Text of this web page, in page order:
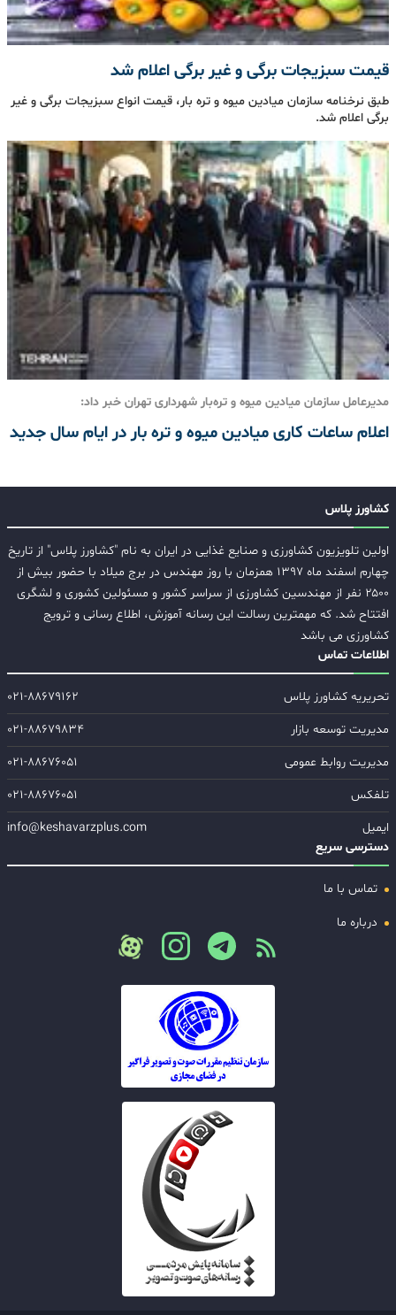
قیمت سبزیجات برگی و غیر برگی اعلام شد
طبق نرخنامه سازمان میادین میوه و تره بار، قیمت انواع سبزیجات برگی و غیر
برگی اعلام شد.
مدیرعامل سازمان میادین میوه و تره‌بار شهرداری تهران خبر داد:
اعلام ساعات کاری میادین میوه و تره بار در ایام سال جدید
کشاورز پلاس
اولین تلویزیون کشاورزی و صنایع غذایی در ایران به نام "کشاورز پلاس" از تاریخ
چهارم اسفند ماه ۱۳۹۷ همزمان با روز مهندس در برج میلاد با حضور بیش از
۲۵۰۰ نفر از مهندسین کشاورزی از سراسر کشور و مسئولین کشوری و لشگری
افتتاح شد. که مهمترین رسالت این رسانه آموزش، اطلاع رسانی و ترویج
کشاورزی می باشد
اطلاعات تماس
تحریریه کشاورز پلاس
۰۲۱-۸۸۶۷۹۱۶۲
مدیریت توسعه بازار
۰۲۱-۸۸۶۷۹۸۳۴
مدیریت روابط عمومی
۰۲۱-۸۸۶۷۶۰۵۱
تلفکس
۰۲۱-۸۸۶۷۶۰۵۱
ایمیل
info@keshavarzplus.com
دسترسی سریع
تماس با ما
درباره ما